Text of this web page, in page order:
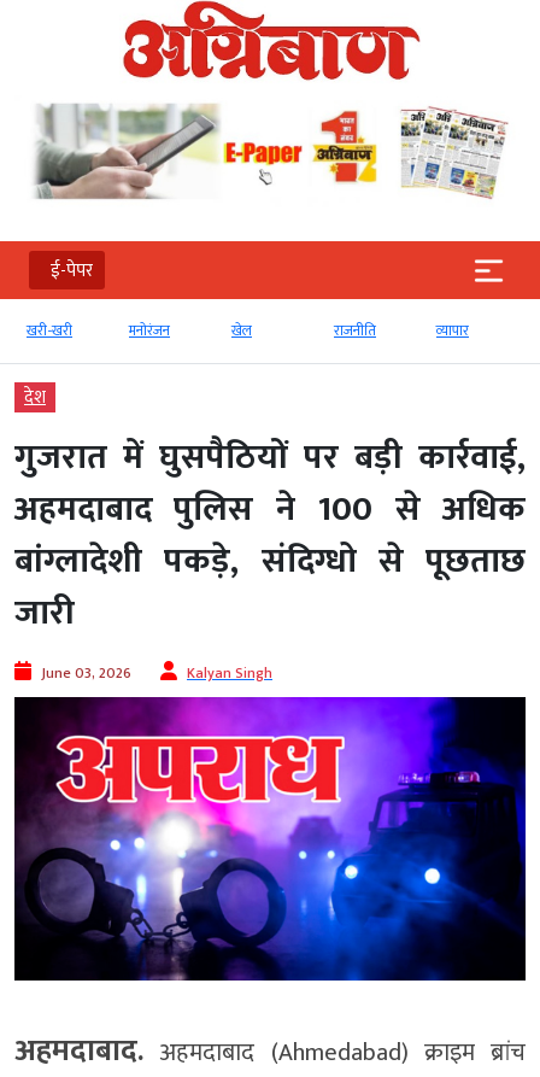
ई-पेपर
खरी-खरी मनोरंजन खेल राजनीति व्‍यापार
देश
गुजरात में घुसपैठियों पर बड़ी कार्रवाई,
अहमदाबाद पुलिस ने 100 से अधिक
बांग्लादेशी पकड़े, संदिग्धो से पूछताछ
जारी
June 03, 2026 Kalyan Singh
अहमदाबाद. अहमदाबाद (Ahmedabad) क्राइम ब्रांच